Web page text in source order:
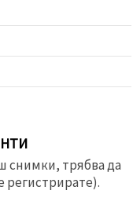
снимки, трябва да
регистрирате).